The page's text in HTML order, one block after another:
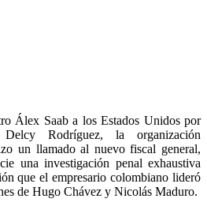
Álex Saab a los Estados Unidos por
Rodríguez, la organización
un llamado al nuevo fiscal general,
una investigación penal exhaustiva
que el empresario colombiano lideró
de Hugo Chávez y Nicolás Maduro.